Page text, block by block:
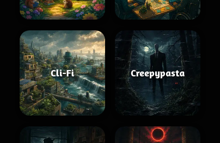
Cli-Fi Creepypasta